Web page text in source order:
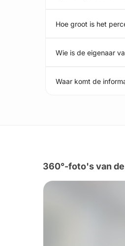
Hoe groot is het
Wie is de eigenaar
Waar komt de
360°-foto's van